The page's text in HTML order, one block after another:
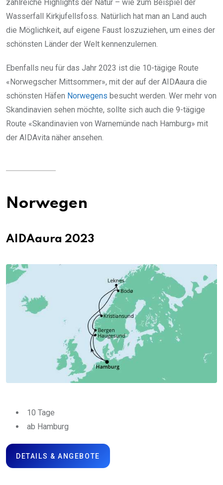
zahlreiche Highlights der Natur – wie zum Beispiel der
Wasserfall Kirkjufellsfoss. Natürlich hat man an Land auch
die Möglichkeit, auf eigene Faust loszuziehen, um eines der
schönsten Länder der Welt kennenzulernen.
Ebenfalls neu für das Jahr 2023 ist die 10-tägige Route
«Norwegscher Mittsommer», mit der auf der AIDAaura die
schönsten Häfen Norwegens besucht werden. Wer mehr von
Skandinavien sehen möchte, sollte sich auch die 9-tägige
Route «Skandinavien von Warnemünde nach Hamburg» mit
der AIDAvita näher ansehen.
Norwegen
AIDAaura 2023
10 Tage
ab Hamburg
DETAILS & ANGEBOTE